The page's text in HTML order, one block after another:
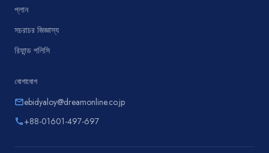
প্লান
সচরাচর জিজ্ঞাস্য
রিফান্ড পলিসি
যোগাযোগ
emailebidyaloy@dreamonline.co.jp
phone+88-01601-497-697